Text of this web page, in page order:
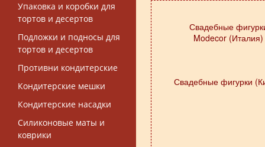
Упаковка и коробки для
тортов и десертов
Подложки и подносы для
тортов и десертов
Противни кондитерские
Кондитерские мешки
Кондитерские насадки
Силиконовые маты и
коврики
Свадебные
Modecor (Италия)
Свадебные фигурки